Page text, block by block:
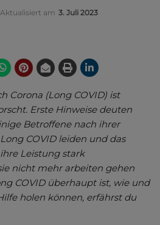
Aktualisiert am 3. Juli 2023
Corona (Long COVID) ist
Erste Hinweise deuten
Betroffene nach ihrer
COVID leiden und das
Leistung stark
nicht mehr arbeiten gehen
COVID überhaupt ist, wie und
holen können, erfährst du